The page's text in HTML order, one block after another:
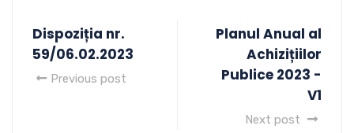
Dispoziția nr.
59/06.02.2023
Previous post
Planul Anual al
Achizițiilor
Publice 2023 -
V1
Next post